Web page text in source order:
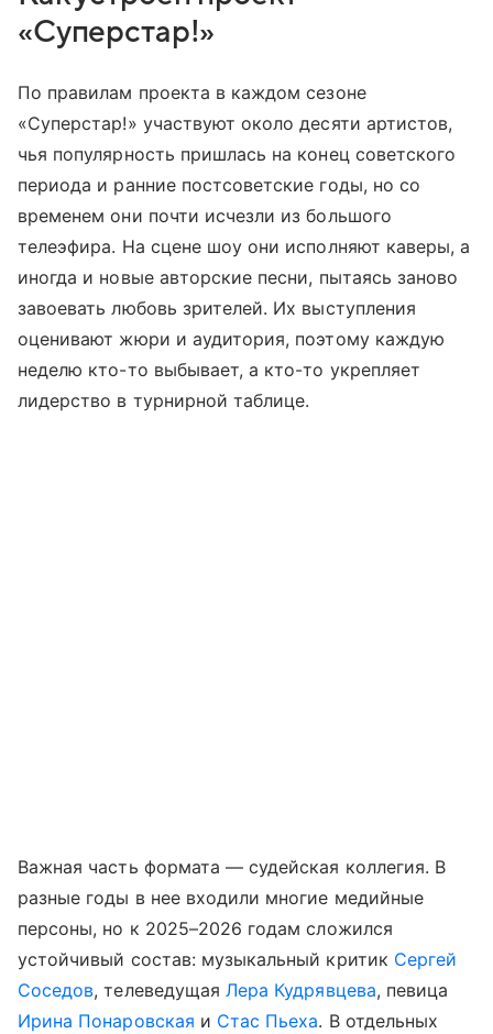
«Суперстар!»
По правилам проекта в каждом сезоне
«Суперстар!» участвуют около десяти артистов,
чья популярность пришлась на конец советского
периода и ранние постсоветские годы, но со
временем они почти исчезли из большого
телеэфира. На сцене шоу они исполняют каверы, а
иногда и новые авторские песни, пытаясь заново
завоевать любовь зрителей. Их выступления
оценивают жюри и аудитория, поэтому каждую
неделю кто-то выбывает, а кто-то укрепляет
лидерство в турнирной таблице.
Важная часть формата — судейская коллегия. В
разные годы в нее входили многие медийные
персоны, но к 2025–2026 годам сложился
устойчивый состав: музыкальный критик Сергей
Соседов, телеведущаяЛера Кудрявцева, певица
Ирина Понаровская и Стас Пьеха. В отдельных